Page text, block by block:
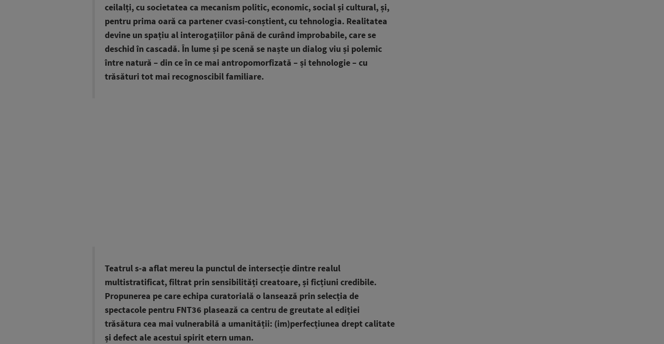
ceilalți, cu societatea ca mecanism politic, economic, social și cultural, și,
pentru prima oară ca partener cvasi-conștient, cu tehnologia. Realitatea
devine un spațiu al interogațiilor până de curând improbabile, care se
deschid în cascadă. În lume și pe scenă se naște un dialog viu și polemic
între natură – din ce în ce mai antropomorfizată – și tehnologie – cu
trăsături tot mai recognoscibil familiare.
Teatrul s-a aflat mereu la punctul de intersecție dintre realul
multistratificat, filtrat prin sensibilități creatoare, și ficțiuni credibile.
Propunerea pe care echipa curatorială o lansează prin selecția de
spectacole pentru FNT36 plasează ca centru de greutate al ediției
trăsătura cea mai vulnerabilă a umanității: (im)perfecțiunea drept calitate
și defect ale acestui spirit etern uman.